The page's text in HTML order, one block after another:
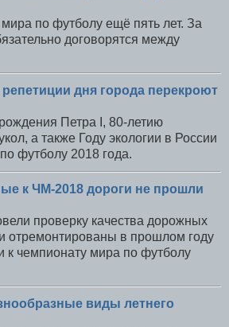
по футболу ещё пять лет. За
договорятся между
дня города перекроют
Петра I, 80-летию
а также Году экологии в России
футболу 2018 года.
к ЧМ-2018 дороги не прошли
проверку качества дорожных
отремонтированы в прошлом году
к чемпионату мира по футболу
виды летнего